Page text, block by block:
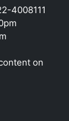
4008111
on